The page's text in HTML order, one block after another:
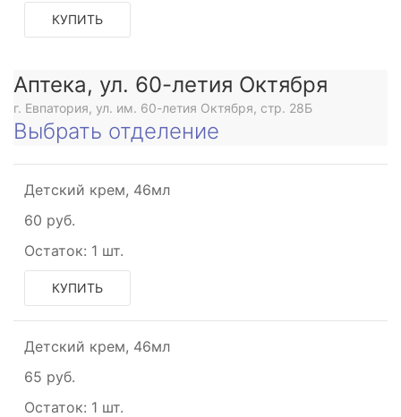
КУПИТЬ
Аптека, ул. 60-летия Октября
г. Евпатория, ул. им. 60-летия Октября, стр. 28Б
Выбрать отделение
Детский крем, 46мл
60 руб.
Остаток: 1 шт.
КУПИТЬ
Детский крем, 46мл
65 руб.
Остаток: 1 шт.